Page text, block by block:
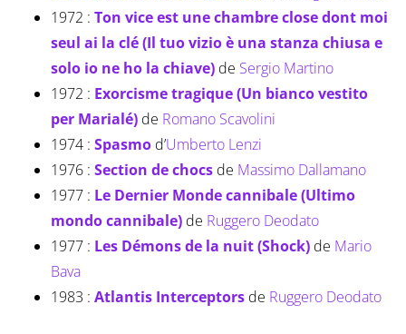
1972 : Ton vice est une chambre close dont moi
seul ai la clé (Il tuo vizio è una stanza chiusa e
solo io ne ho la chiave) de Sergio Martino
1972 : Exorcisme tragique (Un bianco vestito
per Marialé)de Romano Scavolini
1974 : Spasmod’Umberto Lenzi
1976 : Section de chocsde Massimo Dallamano
1977 : Le Dernier Monde cannibale (Ultimo
mondo cannibale) de Ruggero Deodato
1977 : Les Démons de la nuit (Shock)de Mario
Bava
1983 : Atlantis Interceptorsde Ruggero Deodato